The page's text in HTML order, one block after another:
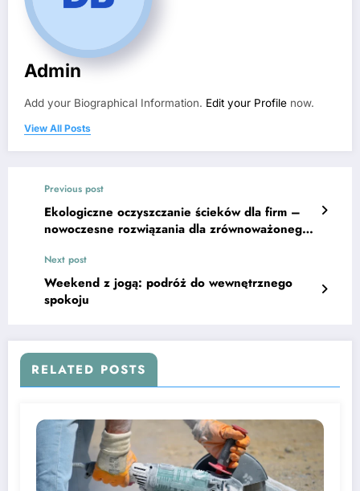
Admin
Add your Biographical Information. Edit your Profile now.
View All Posts
Previous post
Ekologiczne oczyszczanie ścieków dla firm –
nowoczesne rozwiązania dla zrównoważonego
Next post
Weekend z jogą: podróż do wewnętrznego
spokoju
RELATED POSTS